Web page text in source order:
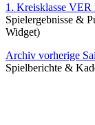
1. Kreisklasse
Spielergebnisse &
Widget)
Archiv vorherige
Spielberichte &